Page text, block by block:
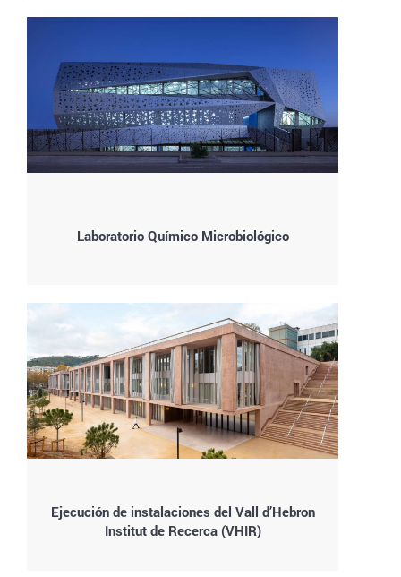
Laboratorio Químico Microbiológico
Ejecución de instalaciones del Vall d’Hebron
Institut de Recerca (VHIR)